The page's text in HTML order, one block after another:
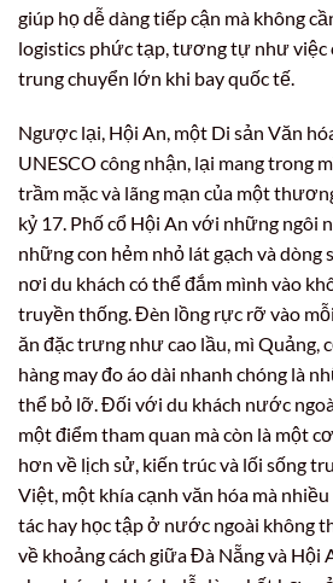
giúp họ dễ dàng tiếp cận mà không
logistics phức tạp, tương tự như việc
trung chuyển lớn khi bay quốc tế.
Ngược lại, Hội An, một Di sản Văn
UNESCO công nhận, lại mang trong
trầm mặc và lãng mạn của một
kỷ 17. Phố cổ Hội An với những ngôi
những con hẻm nhỏ lát gạch và dòng
nơi du khách có thể đắm mình vào
truyền thống. Đèn lồng rực rỡ vào
ăn đặc trưng như cao lầu, mì Quảng,
hàng may đo áo dài nhanh chóng là
thể bỏ lỡ. Đối với du khách nước
một điểm tham quan mà còn là một
hơn về lịch sử, kiến trúc và lối sống
Việt, một khía cạnh văn hóa mà
tác hay học tập ở nước ngoài không
về khoảng cách giữa Đà Nẵng và Hội